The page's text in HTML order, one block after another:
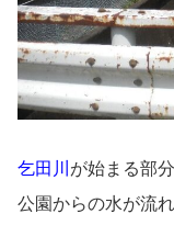
乞田川 が始まる部
公園からの水が流